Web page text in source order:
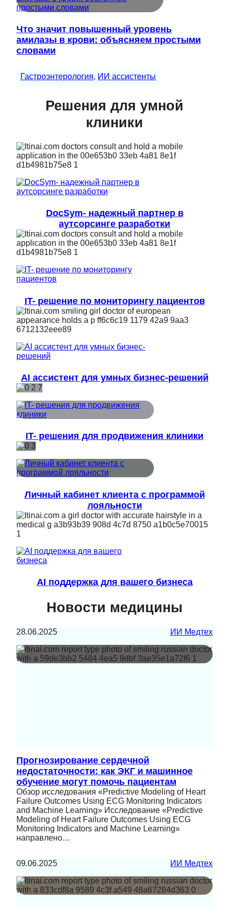
Что значит повышенный уровень
амилазы в крови: объясняем простыми
словами
Гастроэнтерология, ИИ ассистенты
Решения для умной
клиники
DocSym- надежный партнер в
аутсорсинге разработки
IT- решение по мониторингу пациентов
AI ассистент для умных бизнес-решений
IT- решения для продвижения клиники
Личный кабинет клиента с программой
лояльности
AI поддержка для вашего бизнеса
Новости медицины
28.06.2025 ИИ Медтех
Прогнозирование сердечной
недостаточности: как ЭКГ и машинное
обучение могут помочь пациентам
Обзор исследования «Predictive Modeling of Heart
Failure Outcomes Using ECG Monitoring Indicators
and Machine Learning» Исследование «Predictive
Modeling of Heart Failure Outcomes Using ECG
Monitoring Indicators and Machine Learning»
направлено…
09.06.2025 ИИ Медтех